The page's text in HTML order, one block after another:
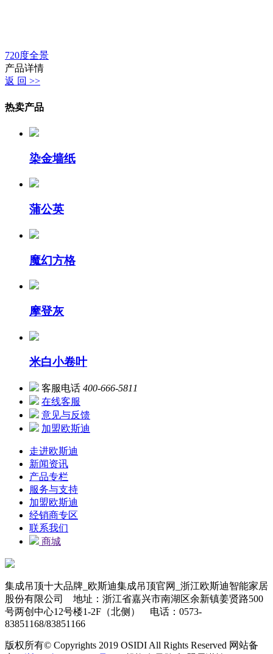
720度全景
产品详情
返 回 >>
热卖产品
染金墙纸
蒲公英
魔幻方格
摩登灰
米白小卷叶
客服电话 400-666-5811
在线客服
意见与反馈
加盟欧斯迪
走进欧斯迪
新闻资讯
产品专栏
服务与支持
加盟欧斯迪
经销商专区
联系我们
商城
集成吊顶十大品牌_欧斯迪集成吊顶官网_浙江欧斯迪智能家居
股份有限公司 地址：浙江省嘉兴市南湖区余新镇姜贤路500
号两创中心12号楼1-2F（北侧） 电话：0573-
83851168/83851166
版权所有© Copyrights 2019 OSIDI All Rights Reserved 网站备